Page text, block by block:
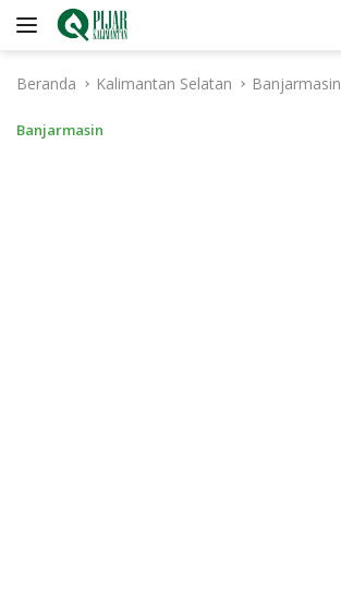
Langsung
Beranda
Kalimantan Selatan Banjarmasin
Banjarmasin